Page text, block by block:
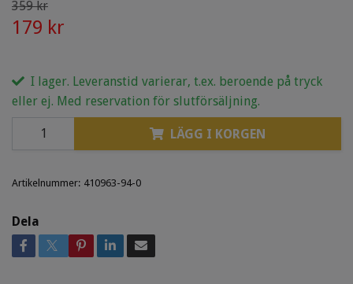
359 kr
179 kr
I lager. Leveranstid varierar, t.ex. beroende på tryck
eller ej. Med reservation för slutförsäljning.
LÄGG I KORGEN
Artikelnummer: 410963-94-0
Dela